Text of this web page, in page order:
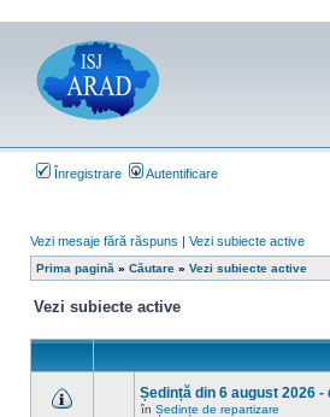
Înregistrare Autentificare
Vezi mesaje fără răspuns | Vezi subiecte active
Prima pagină » Căutare » Vezi subiecte active
Vezi subiecte active
Ședință din 6 august 2026
în Ședințe de repartizare